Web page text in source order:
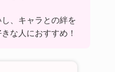
、キャラとの絆を
な人におすすめ！